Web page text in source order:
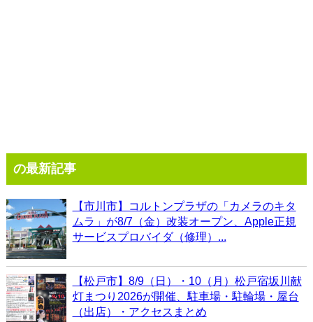
の最新記事
【市川市】コルトンプラザの「カメラのキタ
ムラ」が8/7（金）改装オープン、Apple正規
サービスプロバイダ（修理）...
【松戸市】8/9（日）・10（月）松戸宿坂川献
灯まつり2026が開催、駐車場・駐輪場・屋台
（出店）・アクセスまとめ